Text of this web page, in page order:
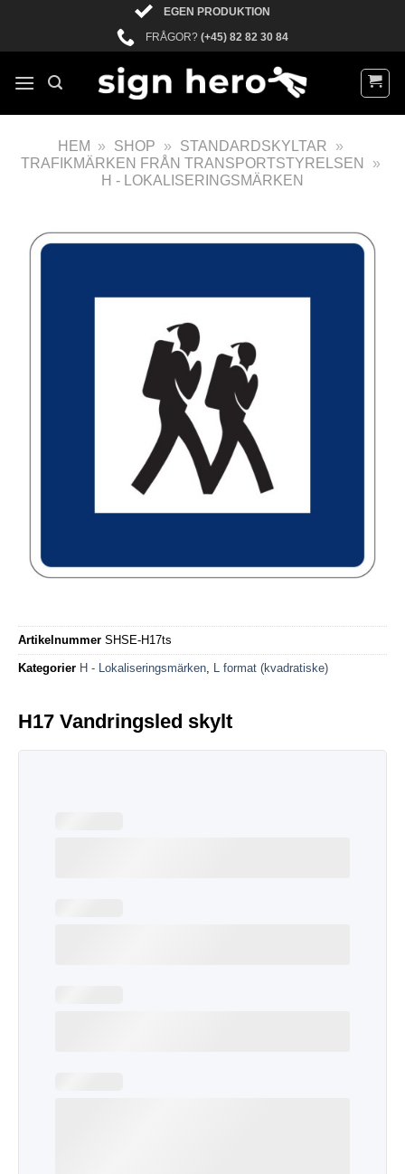
EGEN PRODUKTION
FRÅGOR? (+45) 82 82 30 84
HEM » SHOP » STANDARDSKYLTAR
»
TRAFIKMÄRKEN FRÅN TRANSPORTSTYRELSEN
»
H - LOKALISERINGSMÄRKEN
Artikelnummer SHSE-H17ts
Kategorier H - Lokaliseringsmärken L format (kvadratiske)
H17 Vandringsled skylt